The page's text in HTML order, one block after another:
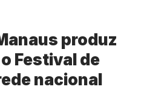
produz
Festival de
nacional